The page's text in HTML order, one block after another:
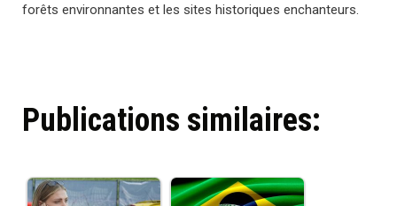
forêts environnantes et les sites historiques enchanteurs.
Publications similaires: